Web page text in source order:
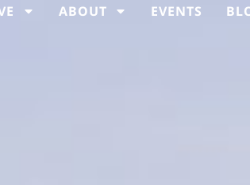
ABOUT EVENTS